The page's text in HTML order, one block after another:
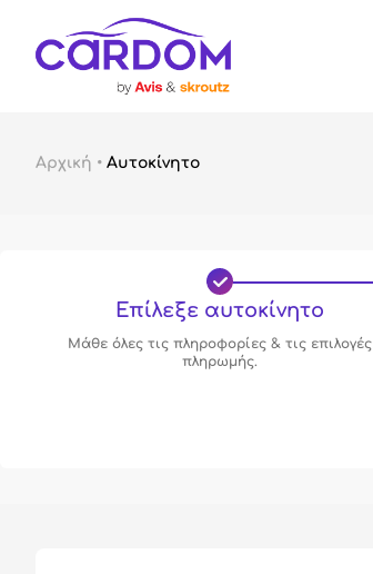
Αρχική • Αυτοκίνητο
Επίλεξε αυτοκίνητο
Μάθε όλες τις πληροφορίες & τις επιλογές
πληρωμής.